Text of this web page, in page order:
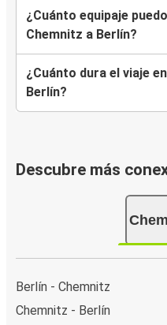
¿Cuánto equipaje
Chemnitz a Berlín?
¿Cuánto dura el viaje
Berlín?
Descubre más
Berlín - Chemnitz
Chemnitz - Berlín